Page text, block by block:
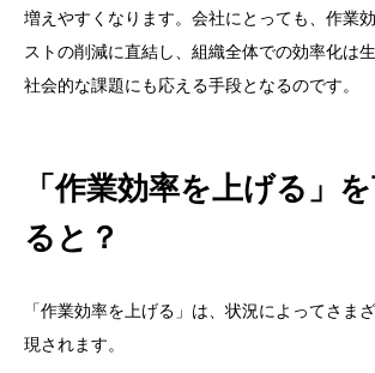
増えやすくなります。会社にとっても、作業
ストの削減に直結し、組織全体での効率化は
社会的な課題にも応える手段となるのです。
「作業効率を上げる」
ると？
「作業効率を上げる」は、状況によってさま
現されます。